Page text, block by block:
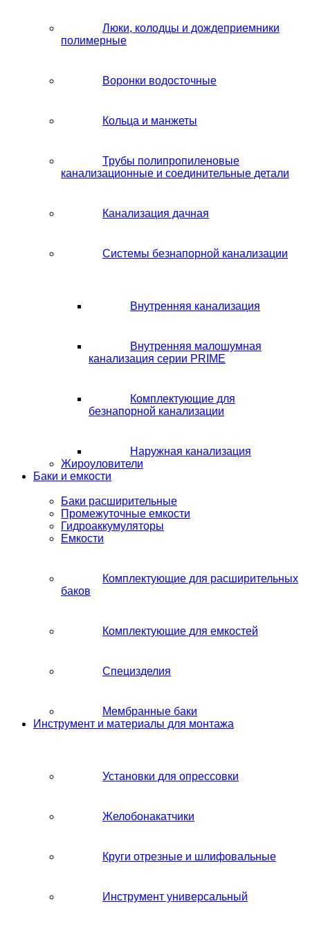
Люки, колодцы и дождеприемники
полимерные
Воронки водосточные
Кольца и манжеты
Трубы полипропиленовые
канализационные и соединительные детали
Канализация дачная
Системы безнапорной канализации
Внутренняя канализация
Внутренняя малошумная
канализация серии PRIME
Комплектующие для
безнапорной канализации
Наружная канализация
Жироуловители
Баки и емкости
Баки расширительные
Промежуточные емкости
Гидроаккумуляторы
Емкости
Комплектующие для расширительных
баков
Комплектующие для емкостей
Специзделия
Мембранные баки
Инструмент и материалы для монтажа
Установки для опрессовки
Желобонакатчики
Круги отрезные и шлифовальные
Инструмент универсальный